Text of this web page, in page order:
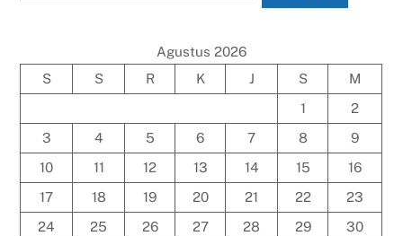
Agustus 2026
S
S R K J S
M
1
2
3
4 5 6 7 8
9
10
11 12 13 14 15
16
17
18 19 20 21 22
23
24
25 26 27 28 29
30